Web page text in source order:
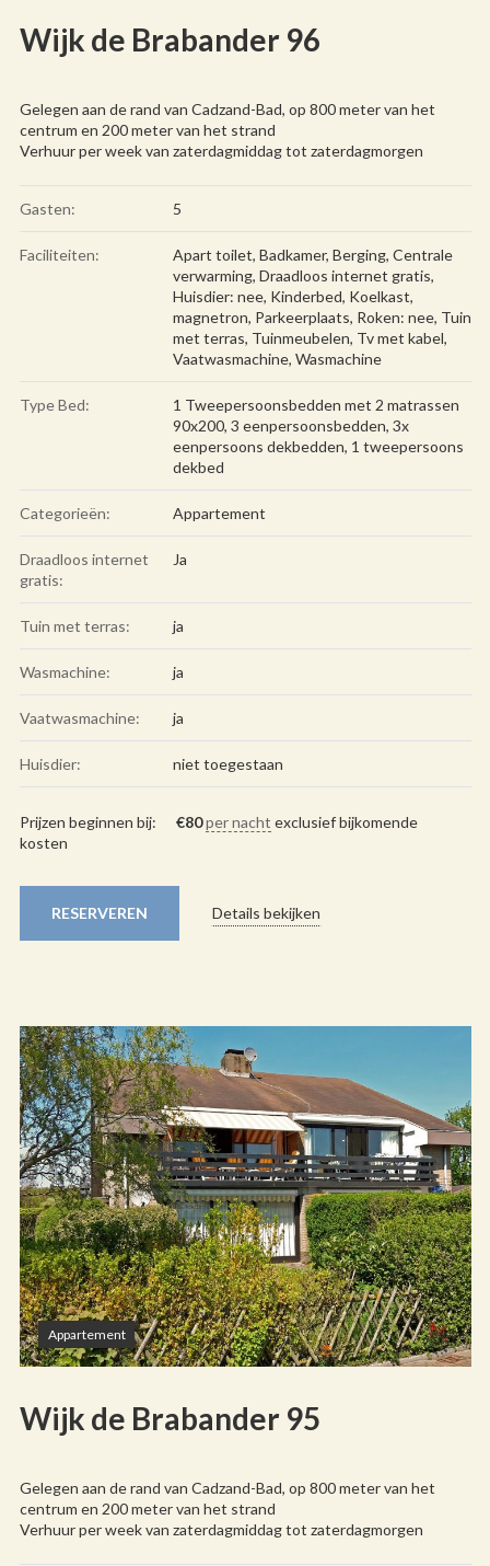
Wijk de Brabander 96
Gelegen aan de rand van Cadzand-Bad, op 800 meter van het
centrum en 200 meter van het strand
Verhuur per week van zaterdagmiddag tot zaterdagmorgen
Gasten: 5
Faciliteiten: Apart toilet, Badkamer, Berging, Centrale
verwarming, Draadloos internet gratis,
Huisdier: nee, Kinderbed, Koelkast,
magnetron, Parkeerplaats, Roken: nee, Tuin
met terras, Tuinmeubelen, Tv met kabel,
Vaatwasmachine, Wasmachine
Type Bed:
1 Tweepersoonsbedden met 2 matrassen
90x200, 3 eenpersoonsbedden, 3x
eenpersoons dekbedden, 1 tweepersoons
dekbed
Categorieën: Appartement
Draadloos internet
gratis:
Ja
Tuin met terras: ja
Wasmachine: ja
Vaatwasmachine: ja
Huisdier: niet toegestaan
Prijzen beginnen bij: €80 per nacht exclusief bijkomende
kosten
Details bekijken
RESERVEREN
Appartement
Wijk de Brabander 95
Gelegen aan de rand van Cadzand-Bad, op 800 meter van het
centrum en 200 meter van het strand
Verhuur per week van zaterdagmiddag tot zaterdagmorgen